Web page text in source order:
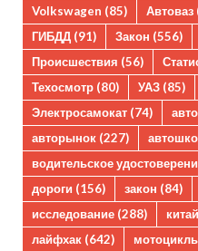
Volkswagen (85) Автоваз
ГИБДД (91) Закон (556)
Происшествия (56)
Техосмотр (80) УАЗ (85)
Электросамокат (74)
авторынок (227)
водительское
дороги (156) закон (84)
исследование (288)
лайфхак (642)